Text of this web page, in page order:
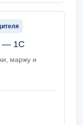
— 1С
маржу и